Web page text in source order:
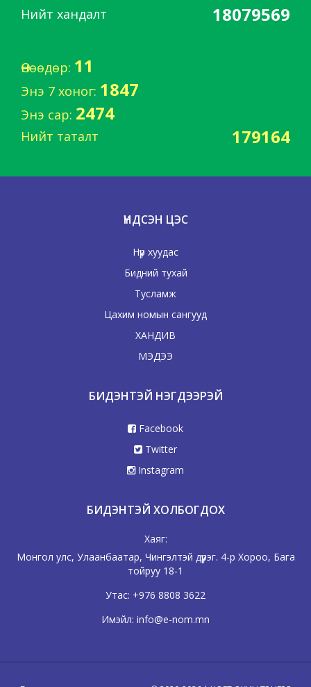
Нийт хандалт 18079569
Өнөөдөр: 11
Энэ 7 хоног: 1847
Энэ сар: 2474
Нийт таталт 179164
ҮНДСЭН ЦЭС
Нүүр хуудас
Бидний тухай
Тусламж
Цахим номын сангууд
ХАНДИВ
МЭДЭЭ
БИДЭНТЭЙ НЭГДЭЭРЭЙ
Facebook
Twitter
Instagram
БИДЭНТЭЙ ХОЛБОГДОХ
Хаяг:
Монгол улс, Улаанбаатар, Чингэлтэй дүүрэг. 4-р Хороо, Бага
тойруу 18-1
Утас: +976 8808 3622
Имэйл: info@e-nom.mn